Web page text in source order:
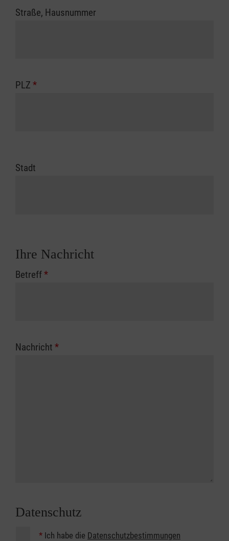
Straße, Hausnummer
PLZ *
Stadt
Ihre Nachricht
Betreff*
Nachricht *
Datenschutz
* Ich habe die Datenschutzbestimmungen